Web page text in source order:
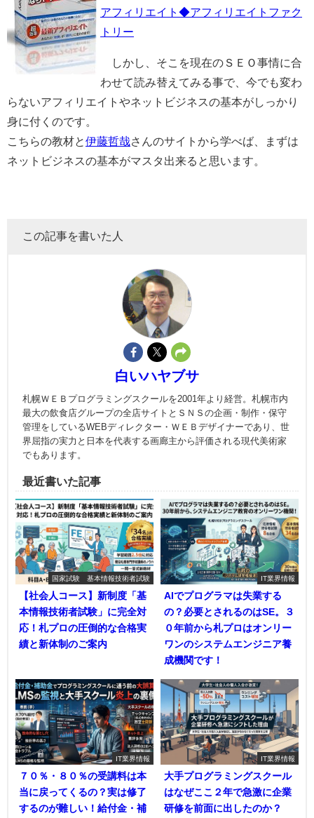
アフィリエイト◆アフィリエイトファク
トリー
しかし、そこを現在のＳＥＯ事情に合
わせて読み替えてみる事で、今でも変わ
らないアフィリエイトやネットビジネスの基本がしっかり
身に付くのです。
こちらの教材と伊藤哲哉さんのサイトから学べば、まずは
ネットビジネスの基本がマスタ出来ると思います。
この記事を書いた人
白いハヤブサ
札幌ＷＥＢプログラミングスクールを2001年より経営。札幌市内
最大の飲食店グループの全店サイトとＳＮＳの企画・制作・保守
管理をしているWEBディレクター・ＷＥＢデザイナーであり、世
界屈指の実力と日本を代表する画廊主から評価される現代美術家
でもあります。
最近書いた記事
国家試験 基本情報技術者試験
【社会人コース】新制度「基
本情報技術者試験」に完全対
応！札プロの圧倒的な合格実
績と新体制のご案内
IT業界情報
AIでプログラマは失業する
の？必要とされるのはSE。３
０年前から札プロはオンリー
ワンのシステムエンジニア養
成機関です！
IT業界情報
７０％・８０％の受講料は本
当に戻ってくるの？実は修了
するのが難しい！給付金・補
IT業界情報
大手プログラミングスクール
はなぜここ２年で急激に企業
研修を前面に出したのか？